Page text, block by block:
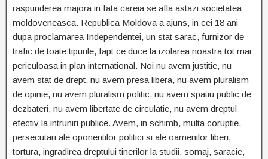
raspunderea majora in fata careia se afla astazi societatea
moldoveneasca. Republica Moldova a ajuns, in cei 18 ani
dupa proclamarea Independentei, un stat sarac, furnizor de
trafic de toate tipurile, fapt ce duce la izolarea noastra tot mai
periculoasa in plan international. Noi nu avem justitie, nu
avem stat de drept, nu avem presa libera, nu avem pluralism
de opinie, nu avem pluralism politic, nu avem spatiu public de
dezbateri, nu avem libertate de circulatie, nu avem dreptul
efectiv la intruniri publice. Avem, in schimb, multa coruptie,
persecutari ale oponentilor politici si ale oamenilor liberi,
tortura, ingradirea dreptului tinerilor la studii, somaj, saracie,